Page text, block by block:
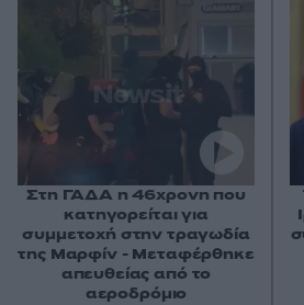
Στη ΓΑΔΑ η 46χρονη που
κατηγορείται για
συμμετοχή στην τραγωδία
της Μαρφίν - Μεταφέρθηκε
απευθείας από το
αεροδρόμιο